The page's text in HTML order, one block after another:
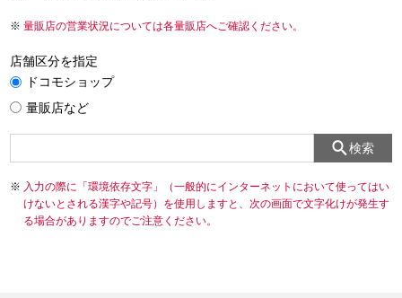
量販店の営業状況については各量販店へご確認ください。
店舗区分を指定
ドコモショップ
量販店など
検索
入力の際に「環境依存文字」（一般的にインターネットにおいて使ってはい
けないとされる漢字や記号）を使用しますと、次の画面で文字化けが発生す
る場合がありますのでご注意ください。